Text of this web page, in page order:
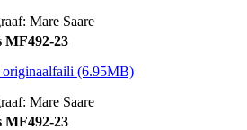
Mare Saare
MF492-23
originaalfaili (6.95MB)
Mare Saare
MF492-23